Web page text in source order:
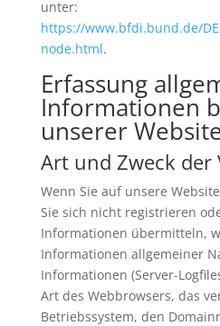
unter:
https://www.bfdi.bund.de/
node.html.
Erfassung
Informationen
unserer
Art und Zweck der
Wenn Sie auf unsere
Sie sich nicht registrieren
Informationen übermitteln,
Informationen allgemeiner
Informationen (Server-
Art des Webbrowsers, das
Betriebssystem, den